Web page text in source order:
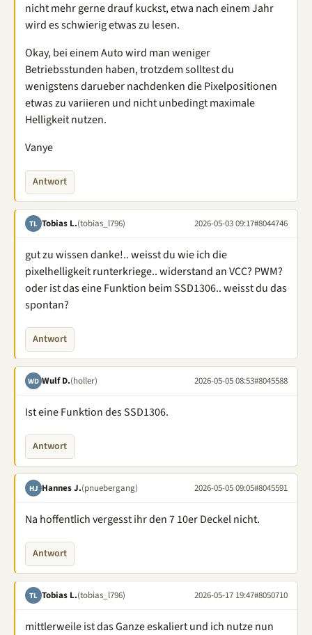
nicht mehr gerne drauf kuckst, etwa nach einem Jahr
wird es schwierig etwas zu lesen.
Okay, bei einem Auto wird man weniger
Betriebsstunden haben, trotzdem solltest du
wenigstens darueber nachdenken die Pixelpositionen
etwas zu variieren und nicht unbedingt maximale
Helligkeit nutzen.
Vanye
Antwort
TL Tobias L.(tobias_l796) 2026-05-03 09:17#8044746
gut zu wissen danke!.. weisst du wie ich die
pixelhelligkeit runterkriege.. widerstand an VCC? PWM?
oder ist das eine Funktion beim SSD1306.. weisst du das
spontan?
Antwort
WD Wulf D.(holler) 2026-05-05 08:53#8045588
Ist eine Funktion des SSD1306.
Antwort
HJ Hannes J.(pnuebergang) 2026-05-05 09:05#8045591
Na hoffentlich vergesst ihr den 7 10er Deckel nicht.
Antwort
TL Tobias L.(tobias_l796) 2026-05-17 19:47#8050710
mittlerweile ist das Ganze eskaliert und ich nutze nun